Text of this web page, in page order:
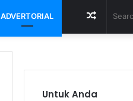
ADVERTORIAL Random
Untuk Anda